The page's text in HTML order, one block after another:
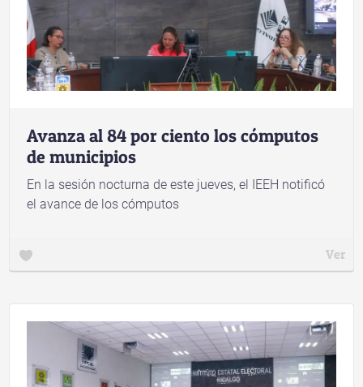
Avanza al 84 por ciento los cómputos
de municipios
En la sesión nocturna de este jueves, el IEEH notificó
el avance de los cómputos
Ver